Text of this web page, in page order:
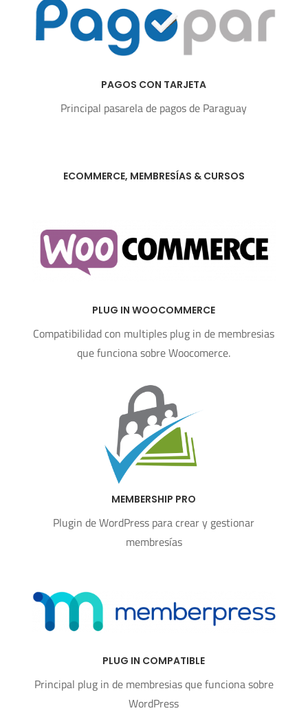
PAGOS CON TARJETA
Principal pasarela de pagos de Paraguay
ECOMMERCE, MEMBRESÍAS & CURSOS
PLUG IN WOOCOMMERCE
Compatibilidad con multiples plug in de membresias
que funciona sobre Woocomerce.
MEMBERSHIP PRO
Plugin de WordPress para crear y gestionar
membresías
PLUG IN COMPATIBLE
Principal plug in de membresias que funciona sobre
WordPress